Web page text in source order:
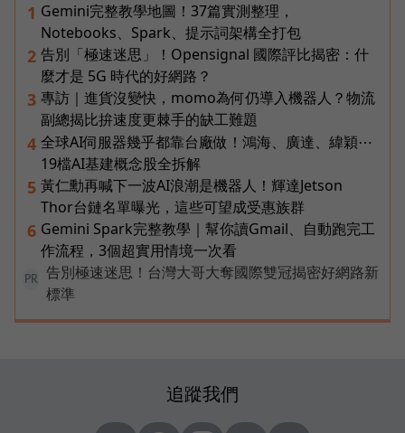
1 Gemini完整教學地圖！37篇實測整理，
Notebooks、Spark、提示詞架構全打包
2 告別「極速迷思」！Opensignal 國際評比揭密：什
麼才是 5G 時代的好網路？
3 專訪｜進貨沒變快，momo為何仍導入機器人？物流
副總揭比拚速度更棘手的缺工難題
4 全球AI伺服器幾乎都靠台廠做！鴻海、廣達、緯穎⋯
19檔AI基建概念股全拆解
5 黃仁勳再喊下一波AI浪潮是機器人！輝達Jetson
Thor台鏈名單曝光，這些可望成受惠族群
6 Gemini Spark完整教學｜幫你讀Gmail、自動跑完工
作流程，3個超實用情境一次看
PR
告別極速迷思！台灣大哥大奪國際雙冠揭密好網路新
標準
追蹤我們